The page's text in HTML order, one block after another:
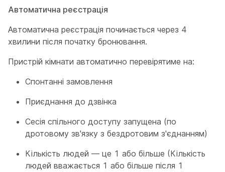
Автоматична реєстрація
Автоматична реєстрація починається через 4
хвилини після початку бронювання.
Пристрій кімнати автоматично перевірятиме на:
Спонтанні замовлення
Приєднання до дзвінка
Сесія спільного доступу запущена (по
дротовому зв'язку з бездротовим з'єднанням)
Кількість людей — це 1 або більше (Кількість
людей вважається 1 або більше після 1